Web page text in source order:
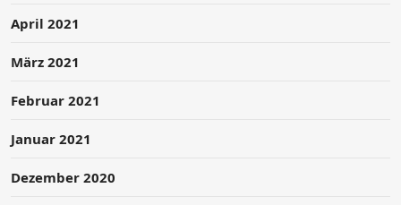
April 2021
März 2021
Februar 2021
Januar 2021
Dezember 2020